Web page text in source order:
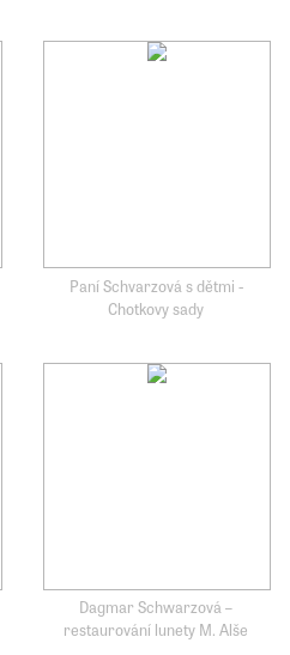
Paní Schvarzová s dětmi -
Chotkovy sady
Dagmar Schwarzová –
restaurování lunety M. Alše